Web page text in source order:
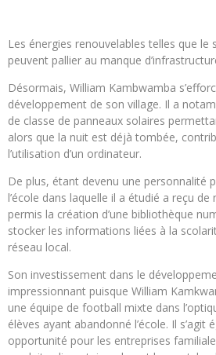
Les énergies renouvelables telles que le
peuvent pallier au manque
Désormais, William Kambwamba
développement de son village. Il a
de classe de panneaux solaires
alors que la nuit est déjà tombée,
l’utilisation d’un ordinateur.
De plus, étant devenu une personnalité
l’école dans laquelle il a étudié a reçu
permis la création d’une bibliothèque
stocker les informations liées à la
réseau local.
Son investissement dans le
impressionnant puisque William
une équipe de football mixte dans
élèves ayant abandonné l’école. Il s’agit
opportunité pour les entreprises